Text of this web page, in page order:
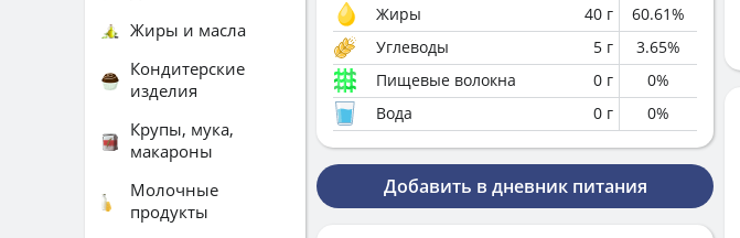
Жиры
40 г 60.61%
Углеводы
5 г 3.65%
Пищевые волокна
0 г 0%
Вода
0 г 0%
Добавить в дневник питания
Жиры и масла
Кондитерские
изделия
Крупы, мука,
макароны
Молочные
продукты